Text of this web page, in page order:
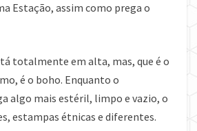
Estação, assim como prega o
totalmente em alta, mas, que é o
é o boho. Enquanto o
algo mais estéril, limpo e vazio, o
estampas étnicas e diferentes.